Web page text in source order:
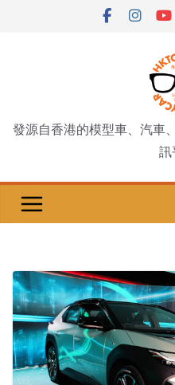
發源自香港的模型車、汽車
訊